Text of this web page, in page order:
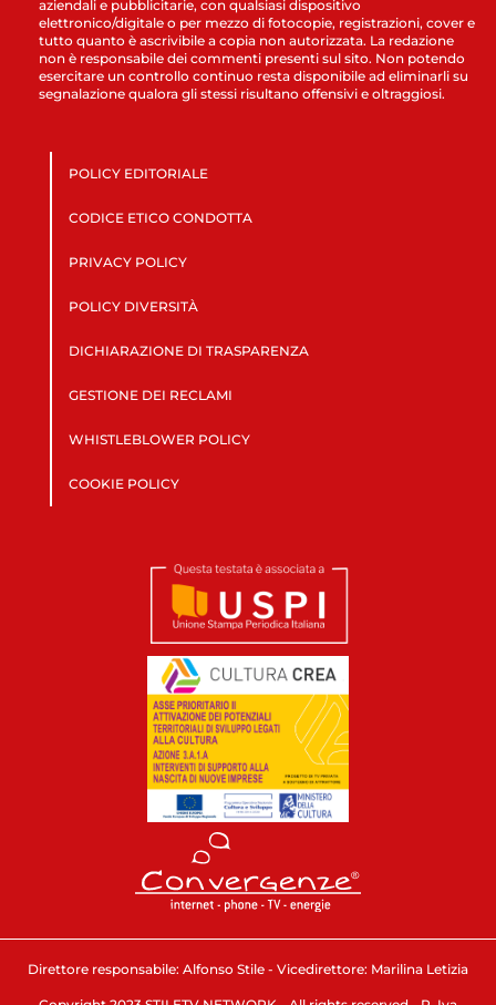
aziendali e pubblicitarie, con qualsiasi dispositivo
elettronico/digitale o per mezzo di fotocopie, registrazioni, cover e
tutto quanto è ascrivibile a copia non autorizzata. La redazione
non è responsabile dei commenti presenti sul sito. Non potendo
esercitare un controllo continuo resta disponibile ad eliminarli su
segnalazione qualora gli stessi risultano offensivi e oltraggiosi.
POLICY EDITORIALE
CODICE ETICO CONDOTTA
PRIVACY POLICY
POLICY DIVERSITÀ
DICHIARAZIONE DI TRASPARENZA
GESTIONE DEI RECLAMI
WHISTLEBLOWER POLICY
COOKIE POLICY
Direttore responsabile: Alfonso Stile - Vicedirettore: Marilina Letizia